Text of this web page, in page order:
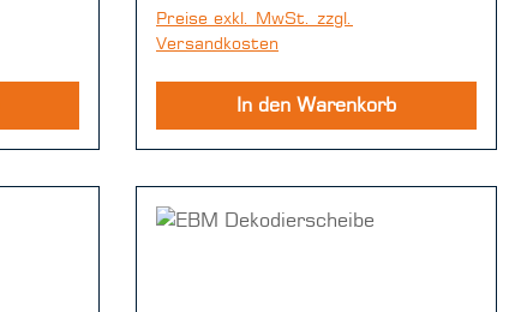
Preise exkl. MwSt. zzgl.
Versandkosten
In den Warenkorb